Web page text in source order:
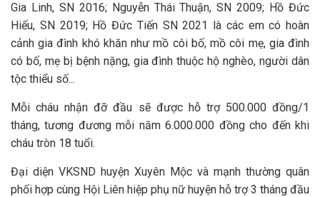
Gia Linh, SN 2016; Nguyễn Thái Thuận, SN 2009; Hồ Đức
Hiếu, SN 2019; Hồ Đức Tiến SN 2021 là các em có hoàn
cảnh gia đình khó khăn như mồ côi bố, mồ côi mẹ, gia đình
có bố, mẹ bị bệnh nặng, gia đình thuộc hộ nghèo, người dân
tộc thiểu số...
Mỗi cháu nhận đỡ đầu sẽ được hỗ trợ 500.000 đồng/1
tháng, tương đương mỗi năm 6.000.000 đồng cho đến khi
cháu tròn 18 tuổi.
Đại diện VKSND huyện Xuyên Mộc và mạnh thường quân
phối hợp cùng Hội Liên hiệp phụ nữ huyện hỗ trợ 3 tháng đầu